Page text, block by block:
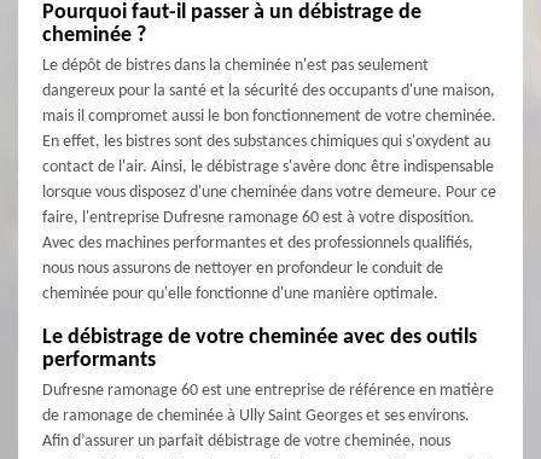
Pourquoi faut-il passer à un débistrage de
cheminée ?
Le dépôt de bistres dans la cheminée n'est pas seulement
dangereux pour la santé et la sécurité des occupants d'une maison,
mais il compromet aussi le bon fonctionnement de votre cheminée.
En effet, les bistres sont des substances chimiques qui s'oxydent au
contact de l'air. Ainsi, le débistrage s'avère donc être indispensable
lorsque vous disposez d'une cheminée dans votre demeure. Pour ce
faire, l'entreprise Dufresne ramonage 60 est à votre disposition.
Avec des machines performantes et des professionnels qualifiés,
nous nous assurons de nettoyer en profondeur le conduit de
cheminée pour qu'elle fonctionne d'une manière optimale.
Le débistrage de votre cheminée avec des outils
performants
Dufresne ramonage 60 est une entreprise de référence en matière
de ramonage de cheminée à Ully Saint Georges et ses environs.
Afin d’assurer un parfait débistrage de votre cheminée, nous